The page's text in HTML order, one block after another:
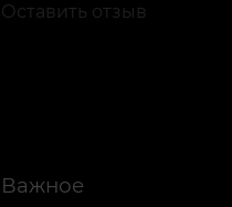
Оставить отзыв
Важное